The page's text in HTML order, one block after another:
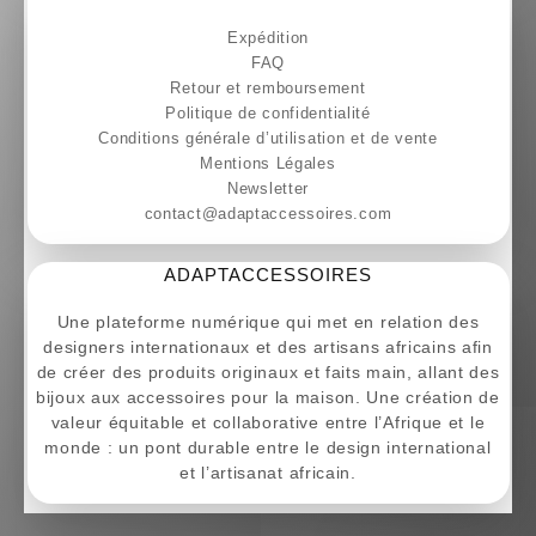
Expédition
FAQ
Retour et remboursement
Politique de confidentialité
Conditions générale d’utilisation et de vente
Mentions Légales
Newsletter
contact@adaptaccessoires.com
ADAPTACCESSOIRES
Une plateforme numérique qui met en relation des
designers internationaux et des artisans africains afin
de créer des produits originaux et faits main, allant des
bijoux aux accessoires pour la maison. Une création de
valeur équitable et collaborative entre l’Afrique et le
monde : un pont durable entre le design international
et l’artisanat africain.